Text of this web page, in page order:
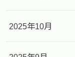
2025年10月